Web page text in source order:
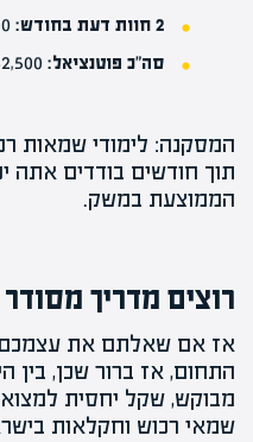
2 חוות דעת בחודש:
סה"כ פוטנציאל:
המסקנה: לימודי שמאות
תוך חודשים בודדים אתה
הממוצעת במשק.
רוצים מדריך
אז אם שאלתם את
התחום, אז ברור שכן, בין
מבוקש, שקל יחסית
שמאי רכוש וחקלאות